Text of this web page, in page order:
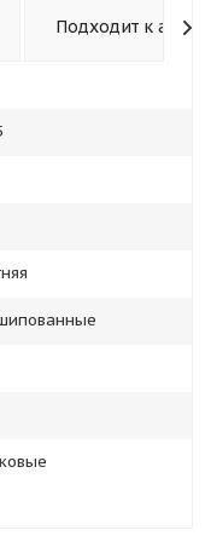
Подходит к авто